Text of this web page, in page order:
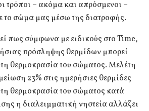
τρόποι – ακόμα και απρόσμενοι –
το σώμα μας μέσω της διατροφής.
πως σύμφωνα με ειδικούς στο Time,
πρόσληψης θερμίδων μπορεί
θερμοκρασία του σώματος. Μελέτη
23% στις ημερήσιες θερμίδες
θερμοκρασία του σώματος κατά
η διαλειμματική νηστεία αλλάζει